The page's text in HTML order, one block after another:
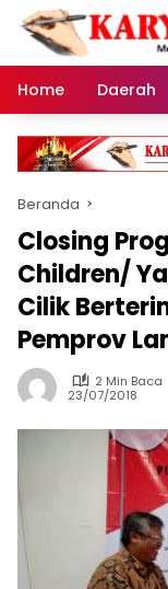
Langsung
konten
Home
Daerah
Beranda
Closing
Children/
Cilik
Pemprov
2 Min Baca
23/07/2018